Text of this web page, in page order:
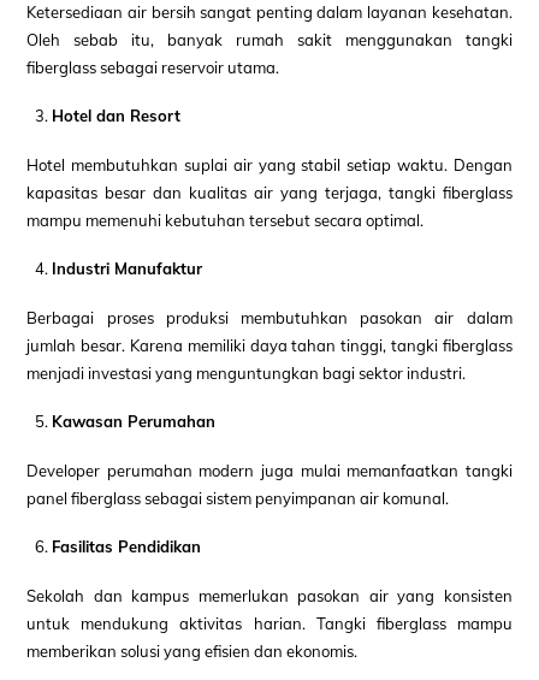
Ketersediaan air bersih sangat penting dalam layanan kesehatan.
Oleh sebab itu, banyak rumah sakit menggunakan tangki
fiberglass sebagai reservoir utama.
Hotel dan Resort
Hotel membutuhkan suplai air yang stabil setiap waktu. Dengan
kapasitas besar dan kualitas air yang terjaga, tangki fiberglass
mampu memenuhi kebutuhan tersebut secara optimal.
Industri Manufaktur
Berbagai proses produksi membutuhkan pasokan air dalam
jumlah besar. Karena memiliki daya tahan tinggi, tangki fiberglass
menjadi investasi yang menguntungkan bagi sektor industri.
Kawasan Perumahan
Developer perumahan modern juga mulai memanfaatkan tangki
panel fiberglass sebagai sistem penyimpanan air komunal.
Fasilitas Pendidikan
Sekolah dan kampus memerlukan pasokan air yang konsisten
untuk mendukung aktivitas harian. Tangki fiberglass mampu
memberikan solusi yang efisien dan ekonomis.